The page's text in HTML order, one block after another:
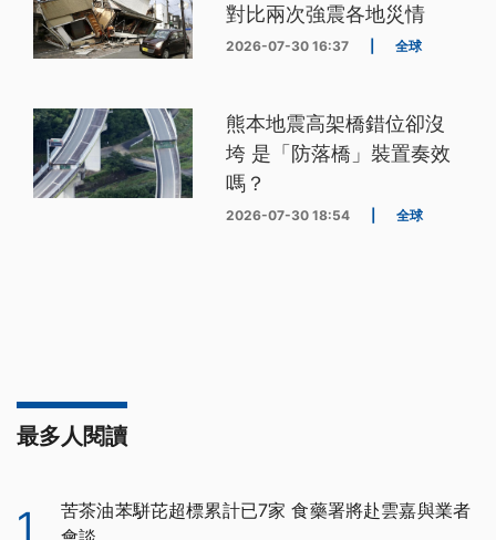
對比兩次強震各地災情
2026-07-30 16:37 全球
熊本地震高架橋錯位卻沒
垮 是「防落橋」裝置奏效
嗎？
2026-07-30 18:54 全球
最多人閱讀
1
苦茶油苯駢芘超標累計已7家 食藥署將赴雲嘉與業者